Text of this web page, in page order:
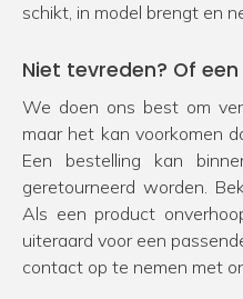
schikt, in model brengt en
Niet tevreden? Of
We doen ons best om
maar het kan voorkomen
Een bestelling kan
geretourneerd worden.
Als een product
uiteraard voor een
contact op te nemen met